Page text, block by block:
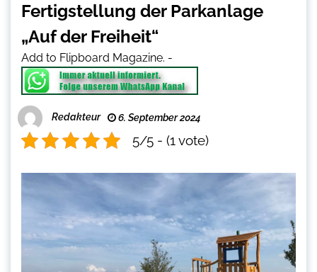
Fertigstellung der Parkanlage
„Auf der Freiheit“
Add to Flipboard Magazine. -
Redakteur 6. September 2024
5/5 - (1 vote)